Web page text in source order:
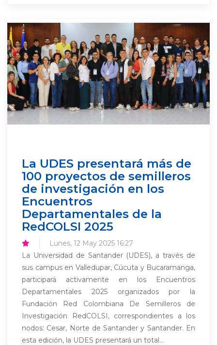
La UDES presentará más de
100 proyectos de semilleros
de investigación en los
Encuentros
Departamentales de la
RedCOLSI 2025
Lunes, 12 May 2025 16:27
La Universidad de Santander (UDES), a través de
sus campus en Valledupar, Cúcuta y Bucaramanga,
participará activamente en los Encuentros
Departamentales 2025 organizados por la
Fundación Red Colombiana De Semilleros de
Investigación RedCOLSI, correspondientes a los
nodos: Cesar, Norte de Santander y Santander. En
esta edición, la UDES presentará un total...